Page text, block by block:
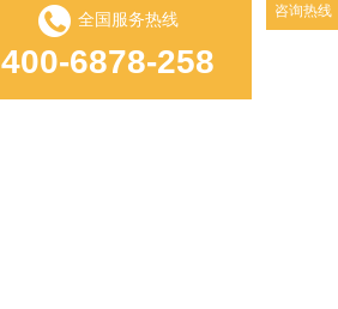
全国服务热线
400-6878-258
咨询热线